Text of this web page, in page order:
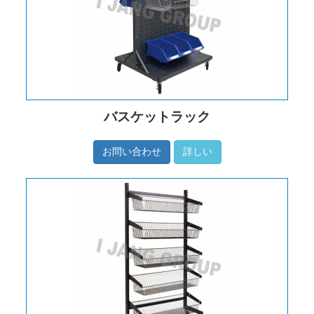
バスケットラック
お問い合わせ 詳しい